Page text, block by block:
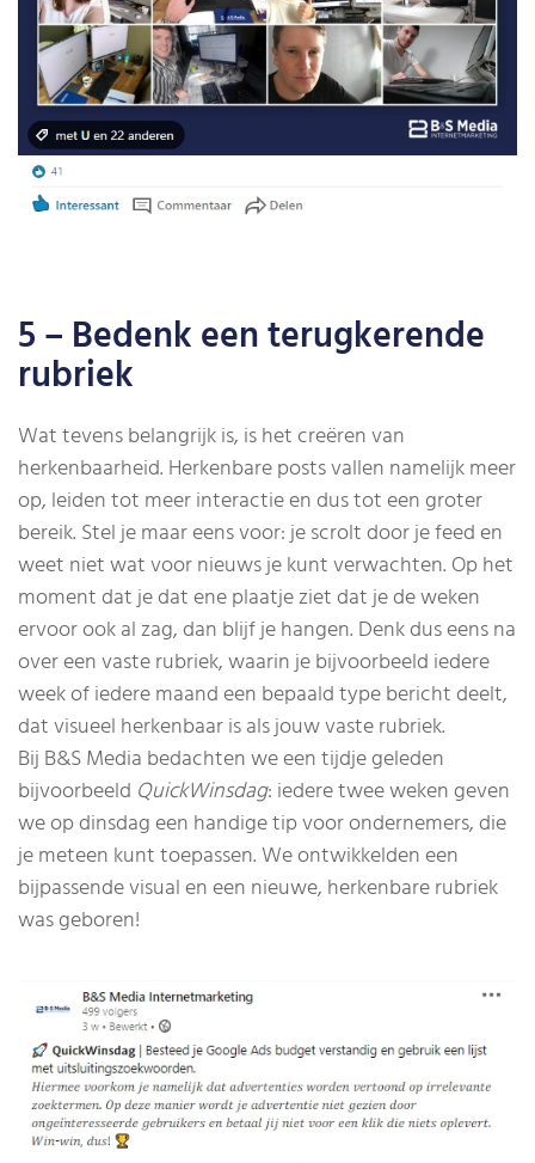
5 – Bedenk een terugkerende
rubriek
Wat tevens belangrijk is, is het creëren van
herkenbaarheid. Herkenbare posts vallen namelijk meer
op, leiden tot meer interactie en dus tot een groter
bereik. Stel je maar eens voor: je scrolt door je feed en
weet niet wat voor nieuws je kunt verwachten. Op het
moment dat je dat ene plaatje ziet dat je de weken
ervoor ook al zag, dan blijf je hangen. Denk dus eens na
over een vaste rubriek, waarin je bijvoorbeeld iedere
week of iedere maand een bepaald type bericht deelt,
dat visueel herkenbaar is als jouw vaste rubriek.
Bij B&S Media bedachten we een tijdje geleden
bijvoorbeeld QuickWinsdag: iedere twee weken geven
we op dinsdag een handige tip voor ondernemers, die
je meteen kunt toepassen. We ontwikkelden een
bijpassende visual en een nieuwe, herkenbare rubriek
was geboren!